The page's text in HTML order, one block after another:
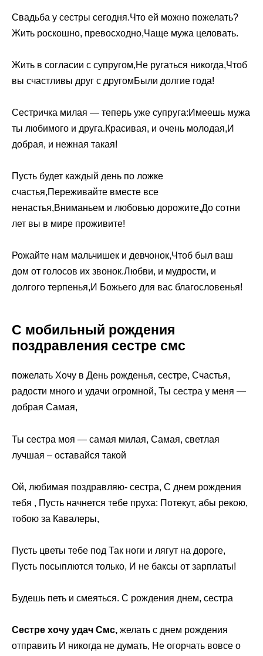
Свадьба у сестры сегодня.Что ей можно пожелать?
Жить роскошно, превосходно,Чаще мужа целовать.
Жить в согласии с супругом,Не ругаться никогда,Чтоб
вы счастливы друг с другомБыли долгие года!
Сестричка милая — теперь уже супруга:Имеешь мужа
ты любимого и друга.Красивая, и очень молодая,И
добрая, и нежная такая!
Пусть будет каждый день по ложке
счастья,Переживайте вместе все
ненастья,Вниманьем и любовью дорожите,До сотни
лет вы в мире проживите!
Рожайте нам мальчишек и девчонок,Чтоб был ваш
дом от голосов их звонок.Любви, и мудрости, и
долгого терпенья,И Божьего для вас благословенья!
С мобильный рождения
поздравления сестре смс
пожелать Хочу в День рожденья, сестре, Счастья,
радости много и удачи огромной, Ты сестра у меня —
добрая Самая,
Ты сестра моя — самая милая, Самая, светлая
лучшая – оставайся такой
Ой, любимая поздравляю- сестра, С днем рождения
тебя , Пусть начнется тебе пруха: Потекут, абы рекою,
тобою за Кавалеры,
Пусть цветы тебе под Так ноги и лягут на дороге,
Пусть посыплются только, И не баксы от зарплаты!
Будешь петь и смеяться. С рождения днем, сестра
Сестре хочу удач Смс, желать с днем рождения
отправить И никогда не думать, Не огорчать вовсе о